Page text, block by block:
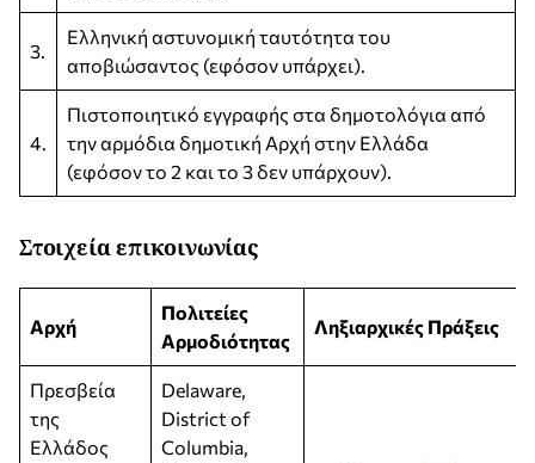
3.
Ελληνική αστυνομική ταυτότητα του
αποβιώσαντος (εφόσον υπάρχει).
4.
Πιστοποιητικό εγγραφής στα δημοτολόγια από
την αρμόδια δημοτική Αρχή στην Ελλάδα
(εφόσον το 2 και το 3 δεν υπάρχουν).
Στοιχεία επικοινωνίας
Αρχή
Πολιτείες
Αρμοδιότητας
Ληξιαρχικές Πράξεις
Πρεσβεία
της
Ελλάδος
Delaware,
District of
Columbia,